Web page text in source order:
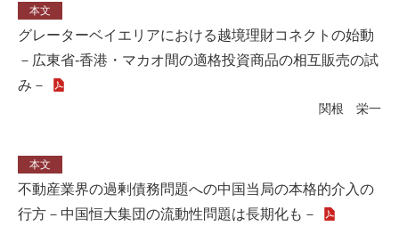
本文
グレーターベイエリアにおける越境理財コネクトの始動
－広東省-香港・マカオ間の適格投資商品の相互販売の試
み－
関根 栄一
本文
不動産業界の過剰債務問題への中国当局の本格的介入の
行方－中国恒大集団の流動性問題は長期化も－